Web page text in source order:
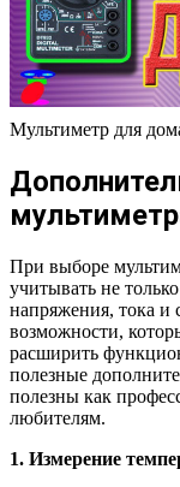
Мультиметр для
При выборе
учитывать не
напряжения, тока и
возможности,
расширить
полезные
полезны как
любителям.
1. Измерение